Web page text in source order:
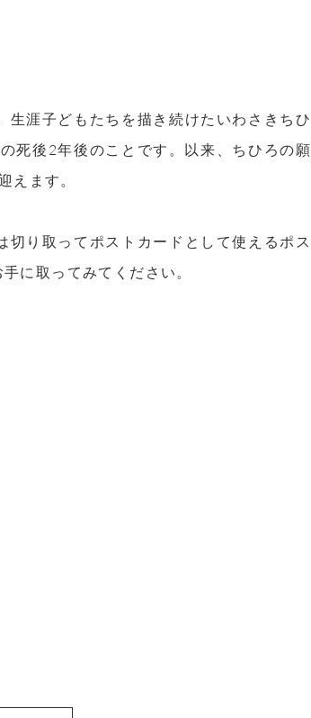
涯子どもたちを描き続けたいわさきちひ
死後2年後のことです。以来、ちひろの願
ます。
り取ってポストカードとして使えるポス
に取ってみてください。